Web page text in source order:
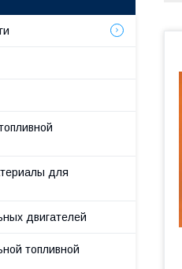
для
двигателей
топливной